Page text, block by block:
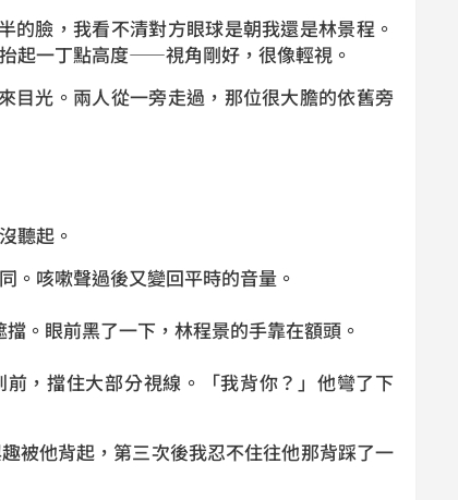
的臉，我看不清對方眼球是朝我還是林景程。
起一丁點高度——視角剛好，很像輕視。
目光。兩人從一旁走過，那位很大膽的依舊旁
聽起。
。咳嗽聲過後又變回平時的音量。
。眼前黑了一下，林程景的手靠在額頭。
，擋住大部分視線。「我背你？」他彎了下
被他背起，第三次後我忍不住往他那背踩了一